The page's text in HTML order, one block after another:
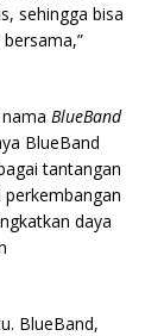
sehingga bisa
BlueBand
BlueBand
tantangan
daya
BlueBand,